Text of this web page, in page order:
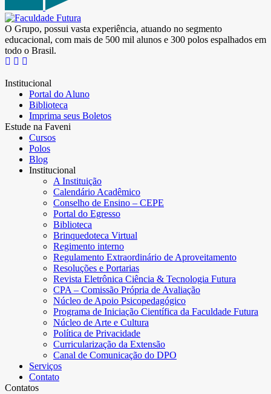
O Grupo, possui vasta experiência, atuando no segmento
educacional, com mais de 500 mil alunos e 300 polos espalhados em
todo o Brasil.
Institucional
Portal do Aluno
Biblioteca
Imprima seus Boletos
Estude na Faveni
Cursos
Polos
Blog
Institucional
A Instituição
Calendário Acadêmico
Conselho de Ensino – CEPE
Portal do Egresso
Biblioteca
Brinquedoteca Virtual
Regimento interno
Regulamento Extraordinário de Aproveitamento
Resoluções e Portarias
Revista Eletrônica Ciência & Tecnologia Futura
CPA – Comissão Própria de Avaliação
Núcleo de Apoio Psicopedagógico
Programa de Iniciação Científica da Faculdade Futura
Núcleo de Arte e Cultura
Política de Privacidade
Curricularização da Extensão
Canal de Comunicação do DPO
Serviços
Contato
Contatos